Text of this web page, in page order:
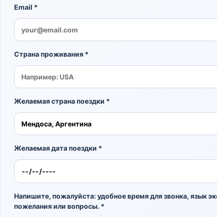
Email *
Страна проживания *
Желаемая страна поездки *
Желаемая дата поездки *
Напишите, пожалуйста: удобное время для звонка, язык
пожелания или вопросы. *